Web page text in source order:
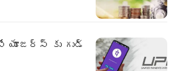
యూజర్స్ కు గుడ్